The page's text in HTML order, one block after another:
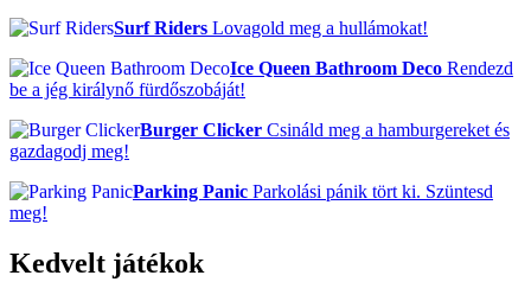
Surf Riders Lovagold meg a hullámokat!
Ice Queen Bathroom Deco Rendezd
be a jég királynő fürdőszobáját!
Burger Clicker Csináld meg a hamburgereket és
gazdagodj meg!
Parking Panic Parkolási pánik tört ki. Szüntesd
meg!
Kedvelt játékok